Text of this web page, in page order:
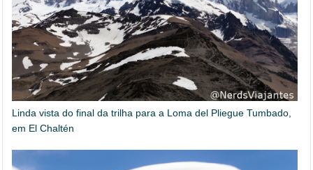
Linda vista do final da trilha para a Loma del Pliegue Tumbado,
em El Chaltén